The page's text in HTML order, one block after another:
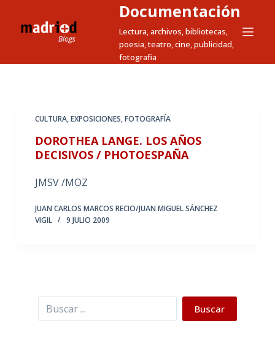
t
Documentación
Lectura, archivos, bibliotecas,
poesia, teatro, cine, publicidad,
fotografia
CULTURA,EXPOSICIONES,FOTOGRAFÍA
DOROTHEA LANGE. LOS AÑOS
DECISIVOS / PHOTOESPAÑA
JMSV /MOZ
JUAN CARLOS MARCOS RECIO/JUAN MIGUEL SÁNCHEZ
VIGIL
9 JULIO 2009
Buscar Buscar